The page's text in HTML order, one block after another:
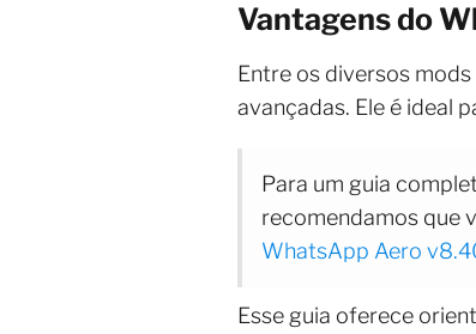
Vantagens do
Entre os diversos
avançadas. Ele é ideal
Para um guia
recomendamos que
WhatsApp Aero
Esse guia oferece